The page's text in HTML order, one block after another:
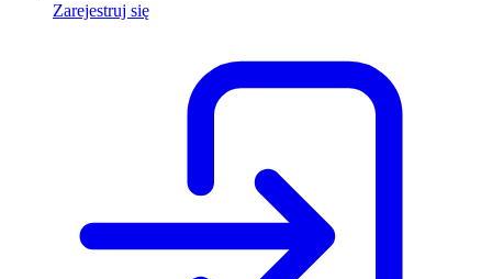
Zarejestruj się